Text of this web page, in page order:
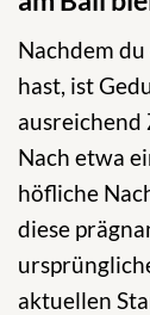
Nachdem
hast, ist
ausreichend
Nach etwa
höfliche
diese
aktuellen